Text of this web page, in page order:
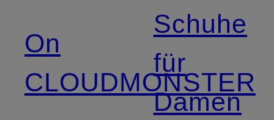
On
CLOUDMONSTER
Schuhe
für
Damen